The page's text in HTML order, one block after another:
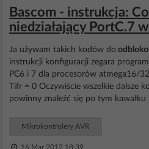
Bascom - instrukcja:
niedziałający PortC.7
Ja używam takich kodów do
instrukcji konfiguracji zegara
PC6 i 7 dla procesorów atmega16/
Tifr = 0 Oczywiście wszelkie dalsze
powinny znaleźć się po tym kawałku
Mikrokontrolery AVR
16 Mar 2012 18:39